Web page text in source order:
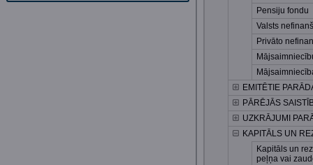
Pensiju fondu
Valsts
Privāto
EMITĒTIE
PĀRĒJĀS
UZKRĀJUMI
KAPITĀLS UN
Kapitāls un
peļņa vai